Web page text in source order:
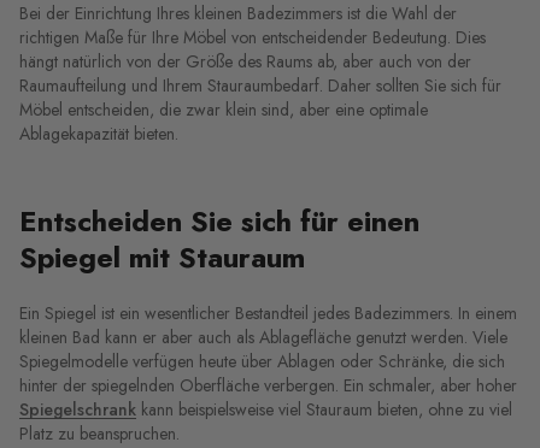
Bei der Einrichtung Ihres kleinen Badezimmers ist die Wahl der
richtigen Maße für Ihre Möbel von entscheidender Bedeutung. Dies
hängt natürlich von der Größe des Raums ab, aber auch von der
Raumaufteilung und Ihrem Stauraumbedarf. Daher sollten Sie sich für
Möbel entscheiden, die zwar klein sind, aber eine optimale
Ablagekapazität bieten.
Entscheiden Sie sich für einen
Spiegel mit Stauraum
Ein Spiegel ist ein wesentlicher Bestandteil jedes Badezimmers. In einem
kleinen Bad kann er aber auch als Ablagefläche genutzt werden. Viele
Spiegelmodelle verfügen heute über Ablagen oder Schränke, die sich
hinter der spiegelnden Oberfläche verbergen. Ein schmaler, aber hoher
Spiegelschrank kann beispielsweise viel Stauraum bieten, ohne zu viel
Platz zu beanspruchen.